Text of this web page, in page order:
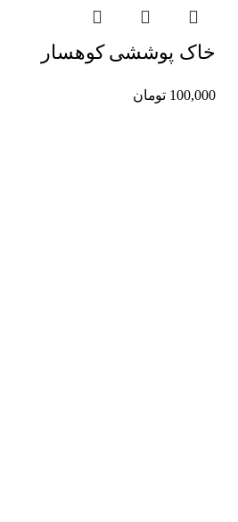
خاک پوششی کوهسار
100,000 تومان